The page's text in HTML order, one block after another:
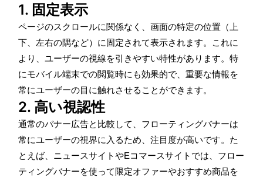
1. 固定表示
ページのスクロールに関係なく、画面の特定の位置（上
下、左右の隅など）に固定されて表示されます。これに
より、ユーザーの視線を引きやすい特性があります。特
にモバイル端末での閲覧時にも効果的で、重要な情報を
常にユーザーの目に触れさせることができます。
2. 高い視認性
通常のバナー広告と比較して、フローティングバナーは
常にユーザーの視界に入るため、注目度が高いです。た
とえば、ニュースサイトやEコマースサイトでは、フロー
ティングバナーを使って限定オファーやおすすめ商品を